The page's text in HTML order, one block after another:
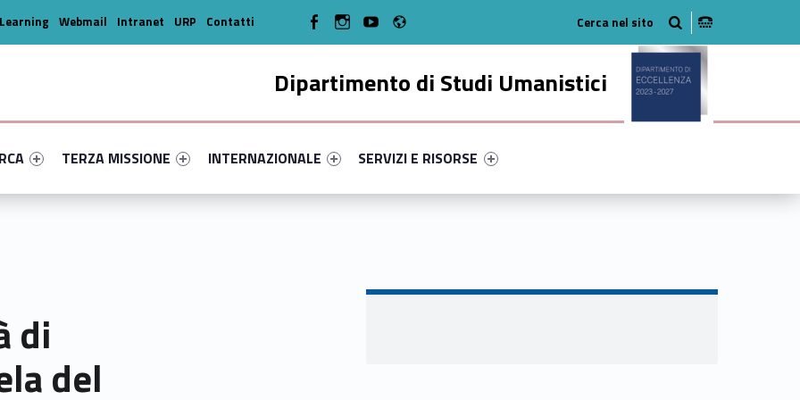
Dipartimento di Studi Umanistici
primary-14902-14
#link-menu-primary-50243-35
Link identifier #link-menu-primary-60960-45
TERZA MISSIONE
Link identifier #link-menu-primary-10015-49
INTERNAZIONALE
Link identifier #link-menu-primary-1664-56
SERVIZI E RISORSE
Webmail Intranet URP Contatti WebMan on FacebookWebMan on Instagram
WebMan on Youtube
di
del